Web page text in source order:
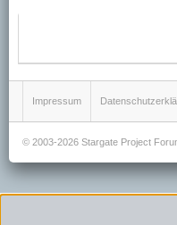
Impressum
© 2003-2026 Stargate Project